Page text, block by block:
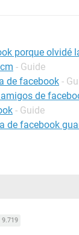
porque olvidé
- Guide
de facebook -
de
- Guide
de facebook
9.719